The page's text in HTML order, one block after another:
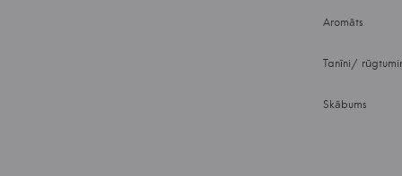
Aromāts
Tanīni/
Skābums